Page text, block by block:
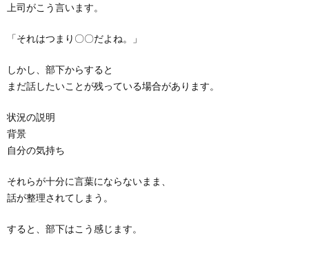
上司がこう言います。
「それはつまり〇〇だよね。」
しかし、部下からすると
まだ話したいことが残っている場合があります。
状況の説明
背景
自分の気持ち
それらが十分に言葉にならないまま、
話が整理されてしまう。
すると、部下はこう感じます。